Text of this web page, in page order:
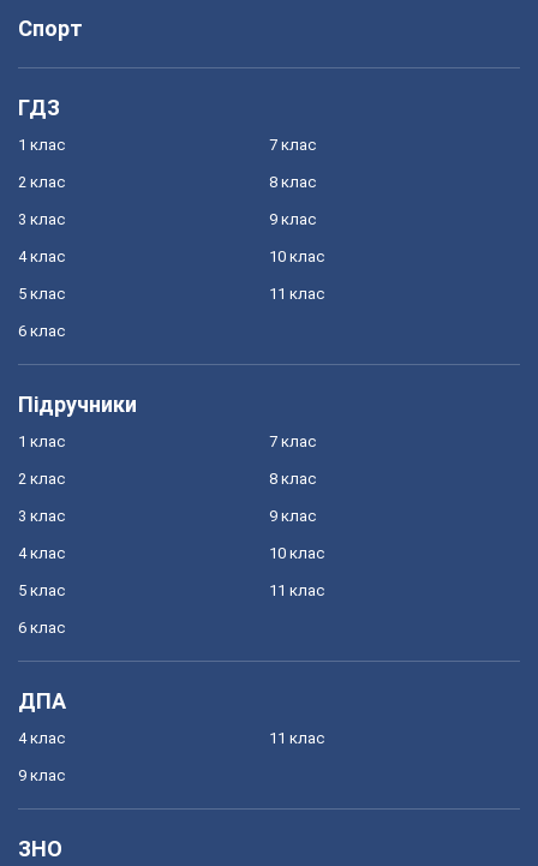
Спорт
ГДЗ
1 клас
2 клас
3 клас
4 клас
5 клас
6 клас
7 клас
8 клас
9 клас
10 клас
11 клас
Підручники
1 клас
2 клас
3 клас
4 клас
5 клас
6 клас
7 клас
8 клас
9 клас
10 клас
11 клас
ДПА
4 клас
9 клас
11 клас
ЗНО